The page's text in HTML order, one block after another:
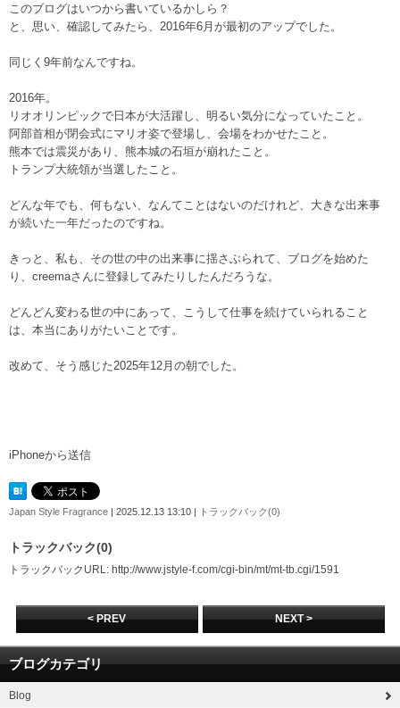
このブログはいつから書いているかしら？
と、思い、確認してみたら、2016年6月が最初のアップでした。
同じく9年前なんですね。
2016年。
リオオリンピックで日本が大活躍し、明るい気分になっていたこと。
阿部首相が閉会式にマリオ姿で登場し、会場をわかせたこと。
熊本では震災があり、熊本城の石垣が崩れたこと。
トランプ大統領が当選したこと。
どんな年でも、何もない、なんてことはないのだけれど、大きな出来事
が続いた一年だったのですね。
きっと、私も、その世の中の出来事に揺さぶられて、ブログを始めた
り、creemaさんに登録してみたりしたんだろうな。
どんどん変わる世の中にあって、こうして仕事を続けていられること
は、本当にありがたいことです。
改めて、そう感じた2025年12月の朝でした。
iPhoneから送信
Japan Style Fragrance | 2025.12.13 13:10 | トラックバック(0)
トラックバック(0)
トラックバックURL: http://www.jstyle-f.com/cgi-bin/mt/mt-tb.cgi/1591
< PREV NEXT >
ブログカテゴリ
Blog